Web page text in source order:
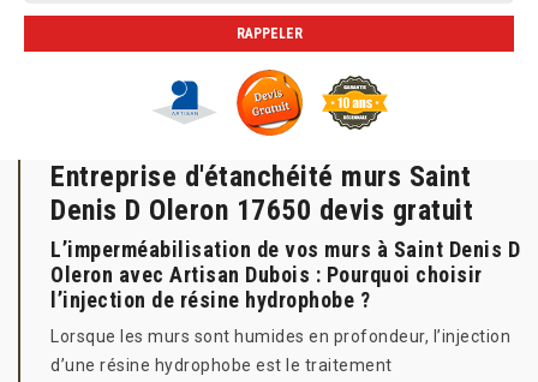
Entreprise d'étanchéité murs Saint
Denis D Oleron 17650 devis gratuit
L’imperméabilisation de vos murs à Saint Denis D
Oleron avec Artisan Dubois : Pourquoi choisir
l’injection de résine hydrophobe ?
Lorsque les murs sont humides en profondeur, l’injection
d’une résine hydrophobe est le traitement